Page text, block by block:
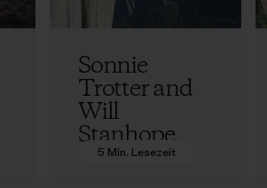
Sonnie
Trotter and
Will
Stanhope
Attempt to
5 Min. Lesezeit